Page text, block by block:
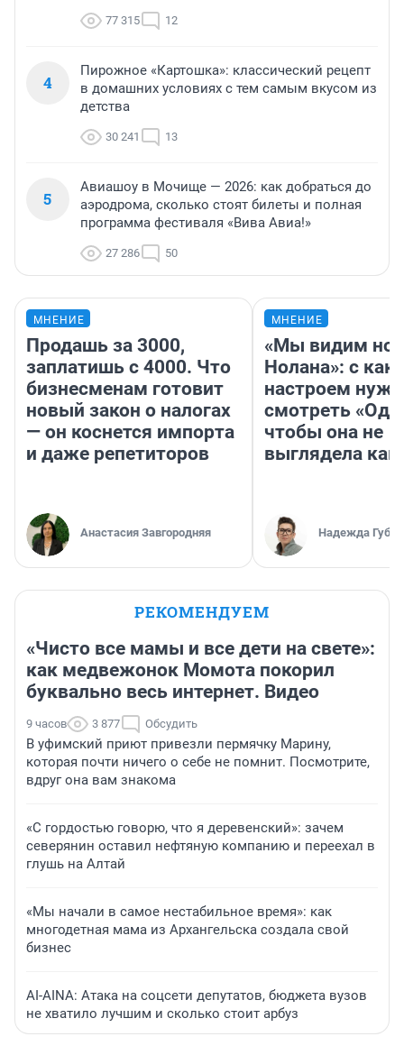
77 315 12
4
Пирожное «Картошка»: классический рецепт
в домашних условиях с тем самым вкусом из
детства
30 241 13
5
Авиашоу в Мочище — 2026: как добраться до
аэродрома, сколько стоят билеты и полная
программа фестиваля «Вива Авиа!»
27 286 50
МНЕНИЕ
Продашь за 3000,
заплатишь с 4000. Что
бизнесменам готовит
новый закон о налогах
— он коснется импорта
и даже репетиторов
Анастасия Завгородняя
МНЕНИЕ
«Мы видим
Нолана»: с
настроем
смотреть
чтобы она не
выглядела как
Надежда
РЕКОМЕНДУЕМ
«Чисто все мамы и все дети на свете»:
как медвежонок Момота покорил
буквально весь интернет. Видео
9 часов 3 877 Обсудить
В уфимский приют привезли пермячку Марину,
которая почти ничего о себе не помнит. Посмотрите,
вдруг она вам знакома
«С гордостью говорю, что я деревенский»: зачем
северянин оставил нефтяную компанию и переехал в
глушь на Алтай
«Мы начали в самое нестабильное время»: как
многодетная мама из Архангельска создала свой
бизнес
AI-AINA: Атака на соцсети депутатов, бюджета вузов
не хватило лучшим и сколько стоит арбуз